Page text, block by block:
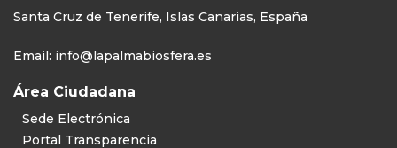
Santa Cruz de Tenerife, Islas Canarias, España
Email: info@lapalmabiosfera.es
Área Ciudadana
Sede Electrónica
Portal Transparencia